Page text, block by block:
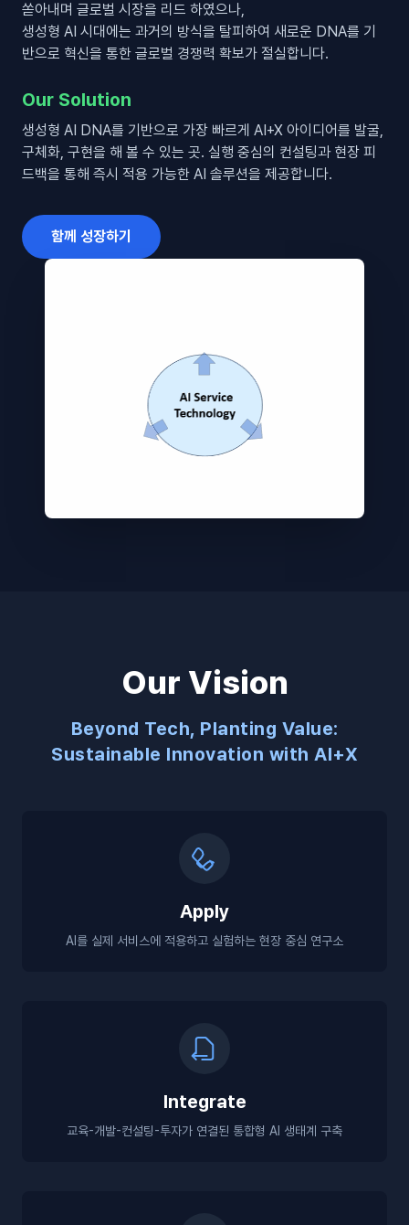
쏟아내며 글로벌 시장을 리드 하였으나,
생성형 AI 시대에는 과거의 방식을 탈피하여 새로운 DNA를 기
반으로 혁신을 통한 글로벌 경쟁력 확보가 절실합니다.
Our Solution
생성형 AI DNA를 기반으로 가장 빠르게 AI+X 아이디어를 발굴,
구체화, 구현을 해 볼 수 있는 곳. 실행 중심의 컨설팅과 현장 피
드백을 통해 즉시 적용 가능한 AI 솔루션을 제공합니다.
함께 성장하기
Our Vision
Beyond Tech, Planting Value:
Sustainable Innovation with AI+X
Apply
AI를 실제 서비스에 적용하고 실험하는 현장 중심 연구소
Integrate